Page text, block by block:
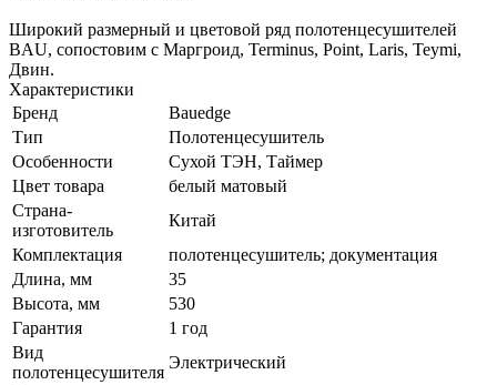
Широкий размерный и цветовой ряд полотенцесушителей
BAU, сопостовим с Маргроид, Terminus, Point, Laris, Teymi,
Двин.
Характеристики
Бренд
Bauedge
Тип
Полотенцесушитель
Особенности
Сухой ТЭН, Таймер
Цвет товара
белый матовый
Страна-
изготовитель
Китай
Комплектация
полотенцесушитель; документация
Длина, мм
35
Высота, мм
530
Гарантия
1 год
Вид
полотенцесушителя
Электрический